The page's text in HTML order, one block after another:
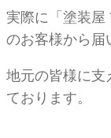
実際に「塗装屋
のお客様から届
地元の皆様に支
ております。